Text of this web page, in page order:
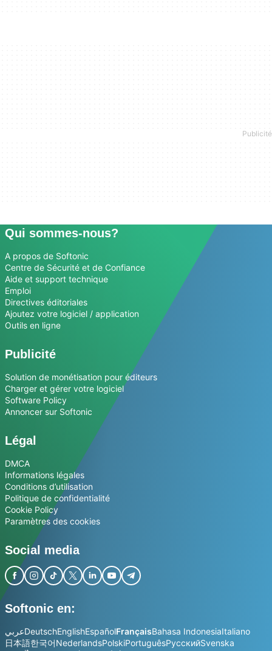
Qui sommes-nous?
A propos de Softonic
Centre de Sécurité et de Confiance
Aide et support technique
Emploi
Directives éditoriales
Ajoutez votre logiciel / application
Outils en ligne
Publicité
Solution de monétisation pour éditeurs
Charger et gérer votre logiciel
Software Policy
Annoncer sur Softonic
Légal
DMCA
Informations légales
Conditions d’utilisation
Politique de confidentialité
Cookie Policy
Paramètres des cookies
Social media
Softonic en:
عربيDeutschEnglishEspañolFrançaisBahasa IndonesiaItaliano
日本語한국어NederlandsPolskiPortuguêsРусскийSvenska